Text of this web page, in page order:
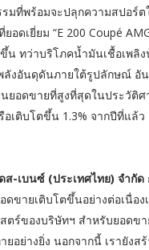
รมที่พร้อมจะปลุกความสปอ
ดเยี่ยม “E 200 Coupé
ทว่าบริโภคน้ำมันเชื้อเพลิง
งอันดุดันภายใต้รูปลักษณ์ อั
ยอดขายที่สูงที่สุดในประวัติ
เติบโตขึ้น 1.3% จากปีที่แล้
ส-เบนซ์ (ประเทศไทย) จำกัด
ดขายเติบโตขึ้นอย่างต่อเนื่
ร์ของบริษัทฯ สำหรับยอดข
อย่างยิ่ง นอกจากนี้ เรายัง